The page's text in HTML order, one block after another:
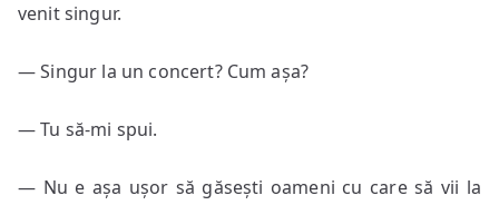
venit singur.
— Singur la un concert? Cum așa?
— Tu să-mi spui.
— Nu e așa ușor să găsești oameni cu care să vii la